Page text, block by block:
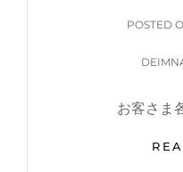
POSTED
お客さま